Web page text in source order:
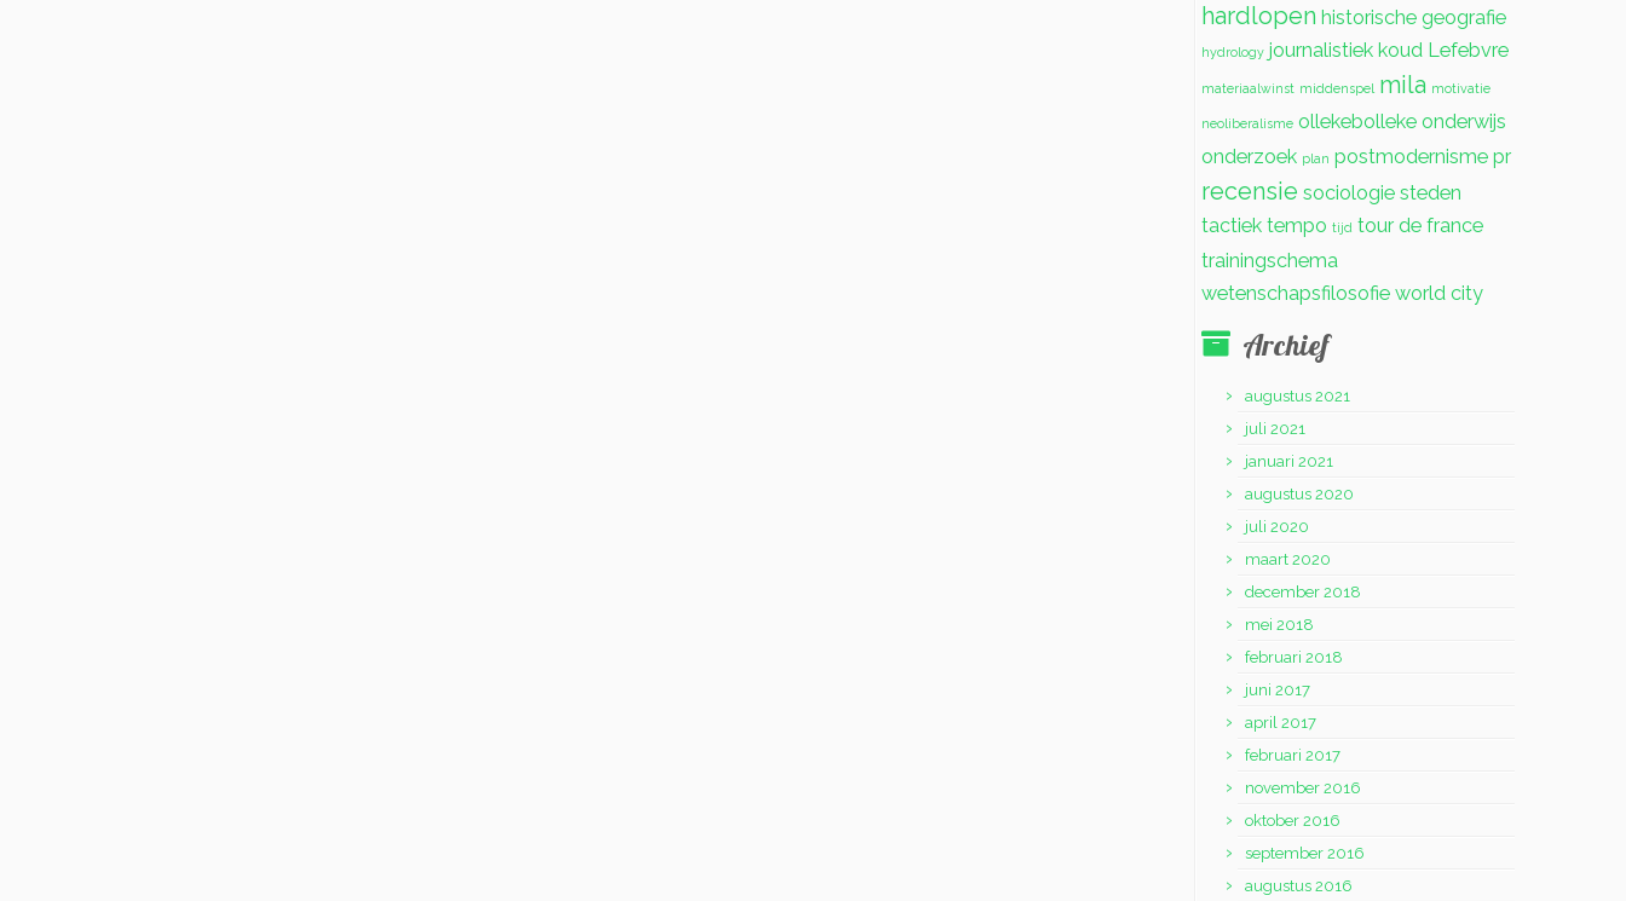
hardlopen historische geografie
hydrology journalistiek koud Lefebvre
materiaalwinst middenspel mila motivatie
neoliberalisme ollekebolleke onderwijs
onderzoek plan postmodernisme pr
recensie sociologie steden
tactiek tempo tijd tour de france
trainingschema
wetenschapsfilosofie world city
Archief
augustus 2021
juli 2021
januari 2021
augustus 2020
juli 2020
maart 2020
december 2018
mei 2018
februari 2018
juni 2017
april 2017
februari 2017
november 2016
oktober 2016
september 2016
augustus 2016